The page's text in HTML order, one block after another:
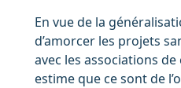
En vue de la
d’amorcer les projets
avec les associations
estime que ce sont de